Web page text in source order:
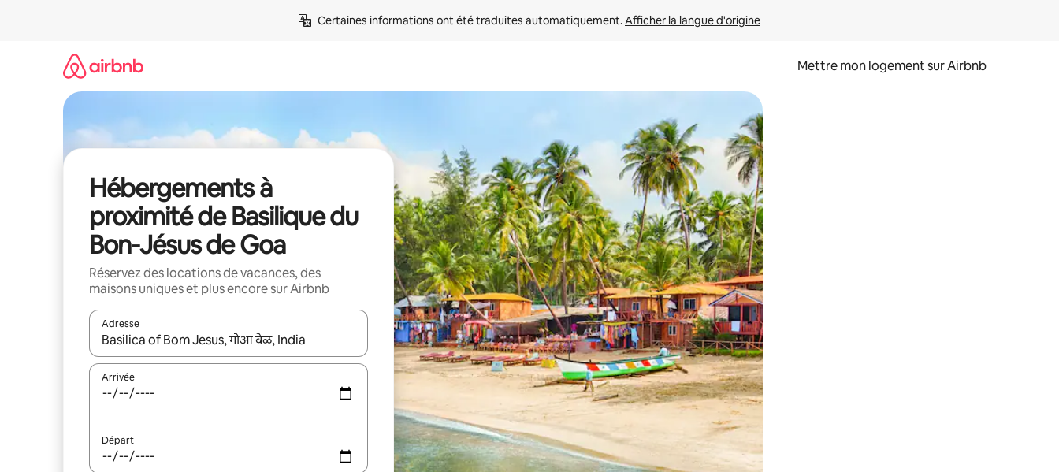
Certaines informations ont été traduites automatiquement. Afficher la langue d'origine
Mettre mon logement sur Airbnb
Hébergements à
proximité de Basilique du
Bon-Jésus de Goa
Réservez des locations de vacances, des
maisons uniques et plus encore sur Airbnb
Adresse
Lorsque les résultats s'affichent, utilisez les flèches vers le haut et vers le bas pour les parcourir ou en appuyant et en faisant glisser.
Arrivée
Départ